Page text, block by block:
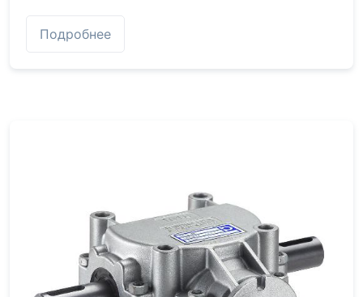
Подробнее